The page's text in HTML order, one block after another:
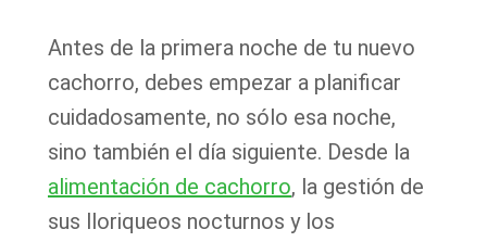
Antes de la primera noche de tu nuevo
cachorro, debes empezar a planificar
cuidadosamente, no sólo esa noche,
sino también el día siguiente. Desde la
alimentación de cachorro, la gestión de
sus lloriqueos nocturnos y los